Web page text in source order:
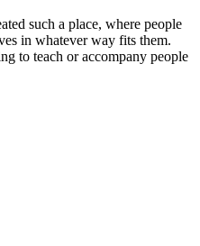
such a place, where people
in whatever way fits them.
to teach or accompany people